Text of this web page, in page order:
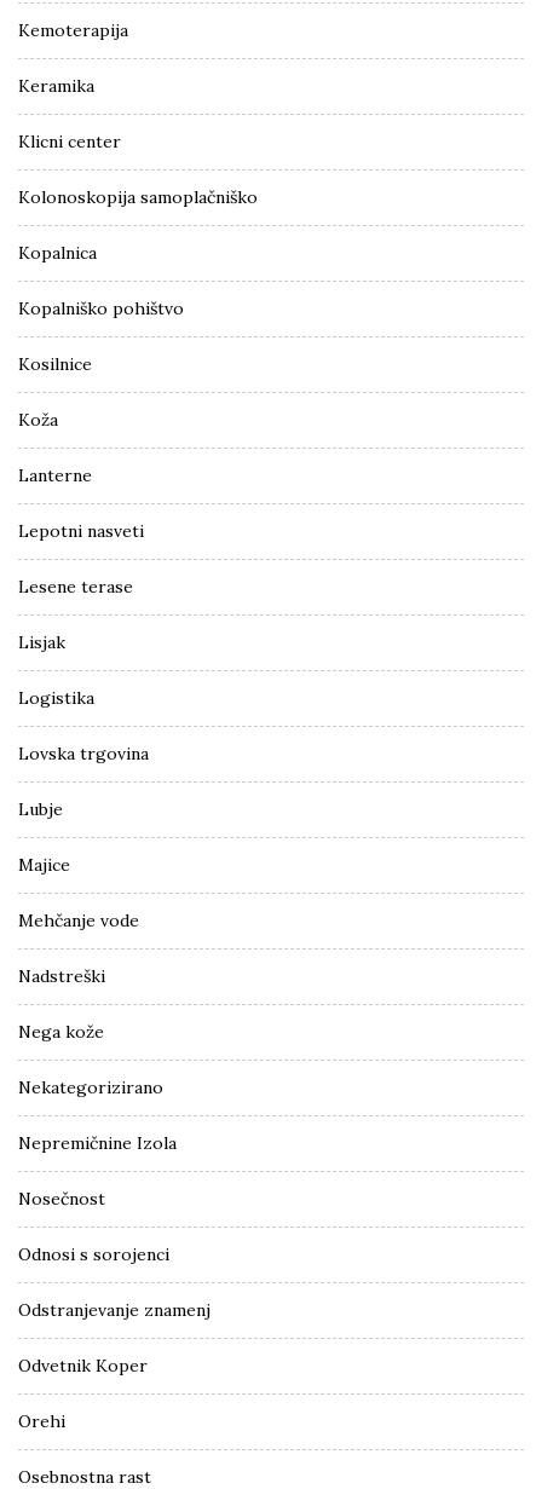
Kemoterapija
Keramika
Klicni center
Kolonoskopija samoplačniško
Kopalnica
Kopalniško pohištvo
Kosilnice
Koža
Lanterne
Lepotni nasveti
Lesene terase
Lisjak
Logistika
Lovska trgovina
Lubje
Majice
Mehčanje vode
Nadstreški
Nega kože
Nekategorizirano
Nepremičnine Izola
Nosečnost
Odnosi s sorojenci
Odstranjevanje znamenj
Odvetnik Koper
Orehi
Osebnostna rast